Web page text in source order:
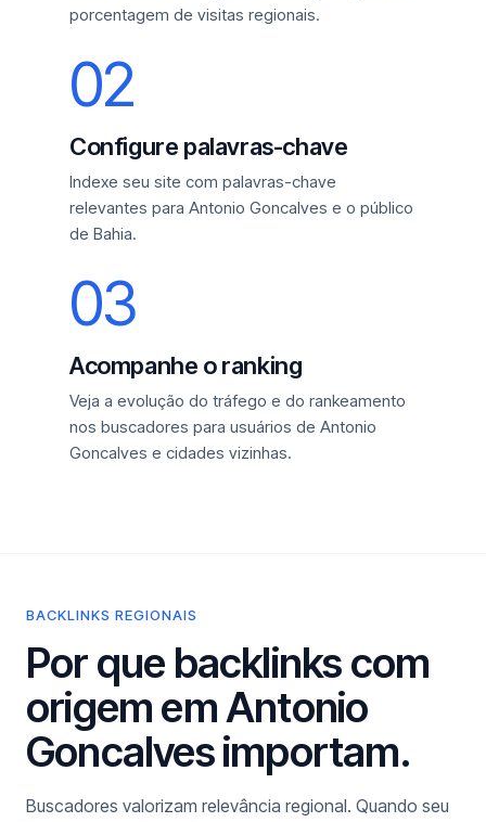
porcentagem de visitas regionais.
02
Configure palavras-chave
Indexe seu site com palavras-chave
relevantes para Antonio Goncalves e o público
de Bahia.
03
Acompanhe o ranking
Veja a evolução do tráfego e do rankeamento
nos buscadores para usuários de Antonio
Goncalves e cidades vizinhas.
BACKLINKS REGIONAIS
Por que backlinks com
origem em Antonio
Goncalves importam.
Buscadores valorizam relevância regional. Quando seu